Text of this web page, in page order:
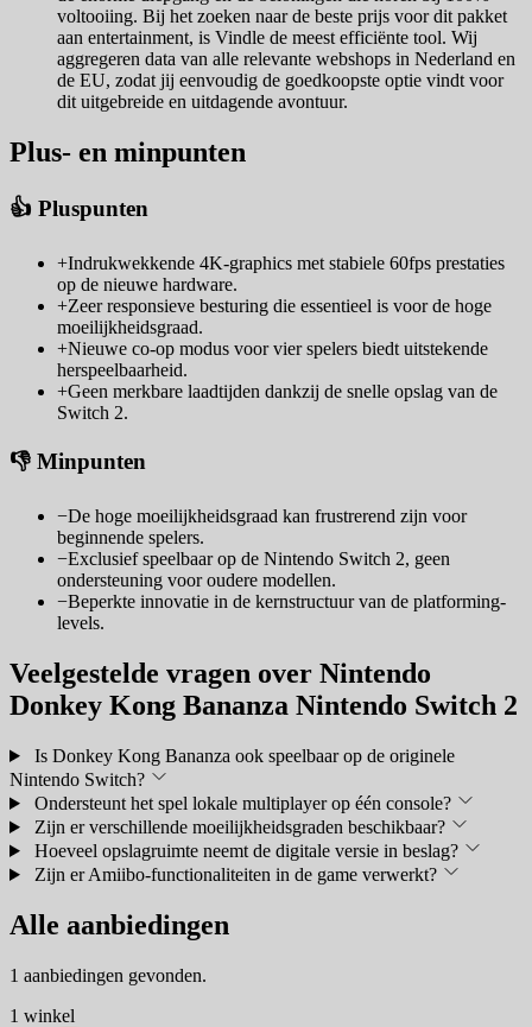
voltooiing. Bij het zoeken naar de beste prijs voor dit pakket
aan entertainment, is Vindle de meest efficiënte tool. Wij
aggregeren data van alle relevante webshops in Nederland en
de EU, zodat jij eenvoudig de goedkoopste optie vindt voor
dit uitgebreide en uitdagende avontuur.
Plus- en minpunten
👍 Pluspunten
+Indrukwekkende 4K-graphics met stabiele 60fps prestaties
op de nieuwe hardware.
+Zeer responsieve besturing die essentieel is voor de hoge
moeilijkheidsgraad.
+Nieuwe co-op modus voor vier spelers biedt uitstekende
herspeelbaarheid.
+Geen merkbare laadtijden dankzij de snelle opslag van de
Switch 2.
👎 Minpunten
−De hoge moeilijkheidsgraad kan frustrerend zijn voor
beginnende spelers.
−Exclusief speelbaar op de Nintendo Switch 2, geen
ondersteuning voor oudere modellen.
−Beperkte innovatie in de kernstructuur van de platforming-
levels.
Veelgestelde vragen over Nintendo
Donkey Kong Bananza Nintendo Switch 2
Is Donkey Kong Bananza ook speelbaar op de originele
Nintendo Switch?
Ondersteunt het spel lokale multiplayer op één console?
Zijn er verschillende moeilijkheidsgraden beschikbaar?
Hoeveel opslagruimte neemt de digitale versie in beslag?
Zijn er Amiibo-functionaliteiten in de game verwerkt?
Alle aanbiedingen
1 aanbiedingen gevonden.
1 winkel